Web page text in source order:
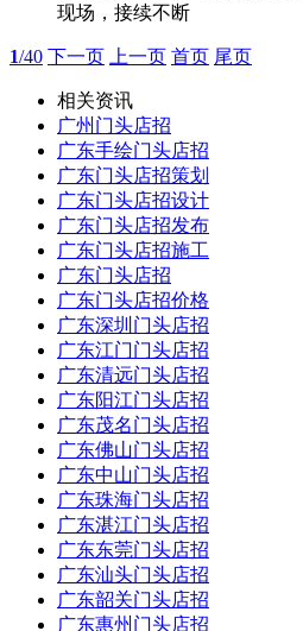
现场，接续不断
1/40 下一页 上一页 首页 尾页
相关资讯
广州门头店招
广东手绘门头店招
广东门头店招策划
广东门头店招设计
广东门头店招发布
广东门头店招施工
广东门头店招
广东门头店招价格
广东深圳门头店招
广东江门门头店招
广东清远门头店招
广东阳江门头店招
广东茂名门头店招
广东佛山门头店招
广东中山门头店招
广东珠海门头店招
广东湛江门头店招
广东东莞门头店招
广东汕头门头店招
广东韶关门头店招
广东惠州门头店招